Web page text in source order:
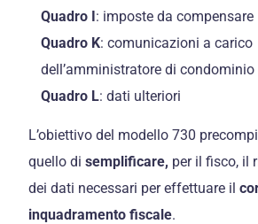
Quadro I: imposte da compensare
Quadro K: comunicazioni a carico
dell’amministratore di condominio
Quadro L: dati ulteriori
L’obiettivo del modello 730
quello disemplificare, per il fisco, il
dei dati necessari per effettuare il
inquadramento fiscale.